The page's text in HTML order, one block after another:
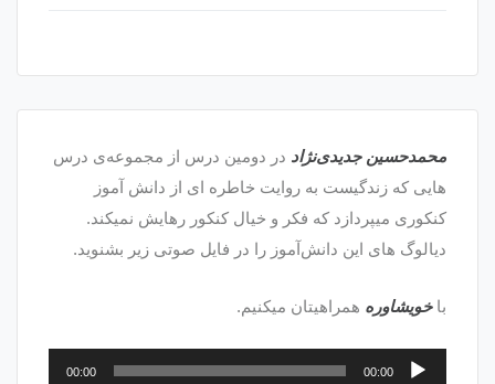
محمدحسین جدیدی‌نژاد در دومین درس از مجموعه‌ی درس
هایی که زندگیست به روایت خاطره ای از دانش آموز
کنکوری میپردازد که فکر و خیال کنکور رهایش نمیکند.
دیالوگ های این دانش‌آموز را در فایل صوتی زیر بشنوید.
باخویشاوره همراهیتان میکنیم.
پخش‌کننده00:00
00:00